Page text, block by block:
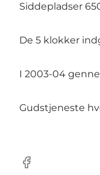
Siddepladser
De 5 klokker
I 2003-04
Gudstjeneste
Facebook